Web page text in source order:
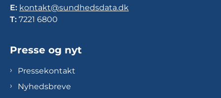
E: kontakt@sundhedsdata.dk
T: 7221 6800
Presse og nyt
Pressekontakt
Nyhedsbreve